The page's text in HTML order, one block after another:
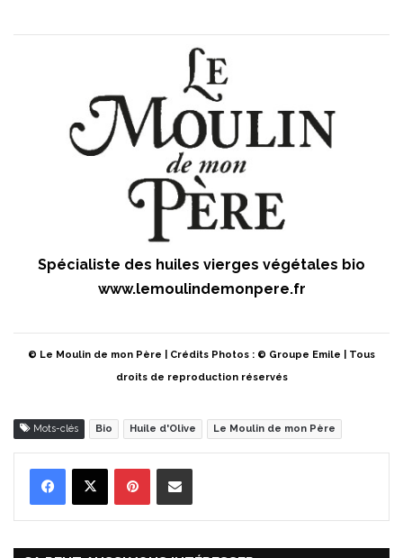
Spécialiste des huiles vierges végétales bio
www.lemoulindemonpere.fr
© Le Moulin de mon Père | Crédits Photos : © Groupe Emile | Tous
droits de reproduction réservés
Mots-clés Bio Huile d'Olive Le Moulin de mon Père